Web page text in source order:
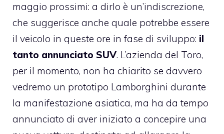
maggio prossimi: a dirlo è un’indiscrezione,
che suggerisce anche quale potrebbe essere
il veicolo in queste ore in fase di sviluppo: il
tanto annunciato SUV. L’azienda del Toro,
per il momento, non ha chiarito se davvero
vedremo un prototipo Lamborghini durante
la manifestazione asiatica, ma ha da tempo
annunciato di aver iniziato a concepire una